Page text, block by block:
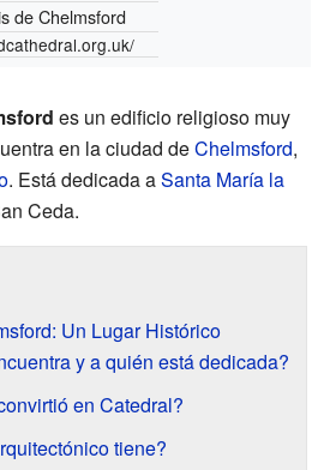
de Chelmsford
es un edificio religioso muy
en la ciudad deChelmsford,
. Está dedicada aSanta María la
Ceda.
Un Lugar Histórico
y a quién está dedicada?
en Catedral?
tiene?